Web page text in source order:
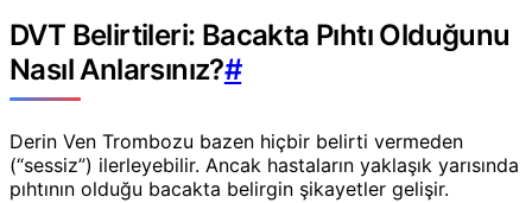
DVT Belirtileri: Bacakta Pıhtı Olduğunu
Nasıl Anlarsınız?#
Derin Ven Trombozu bazen hiçbir belirti vermeden
(“sessiz”) ilerleyebilir. Ancak hastaların yaklaşık yarısında
pıhtının olduğu bacakta belirgin şikayetler gelişir.